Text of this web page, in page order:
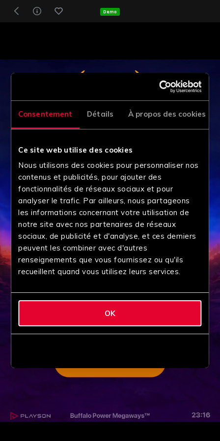
Consentement Détails À propos des cookies
Ce site web utilise des cookies
Nous utilisons des cookies pour personnaliser nos
contenus et publicités, pour ajouter des
fonctionnalités de réseaux sociaux et pour
analyser le trafic. Par ailleurs, nous partageons
les informations concernant votre utilisation de
notre site avec nos partenaires de réseaux
sociaux, de publicité et d'analyse, et ces derniers
peuvent les combiner avec d'autres
renseignements que vous fournissez ou qu'ils
recueillent quand vous utilisez leurs services.
OK
Demo